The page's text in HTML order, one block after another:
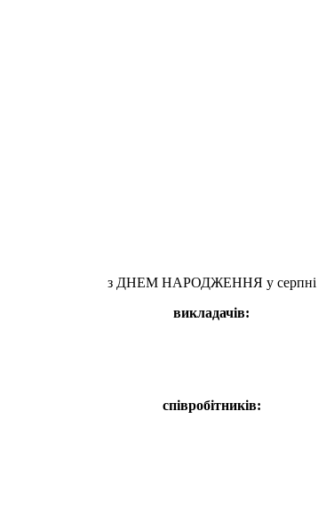
з ДНЕМ НАРОДЖЕННЯ у серпні
викладачів:
співробітників: